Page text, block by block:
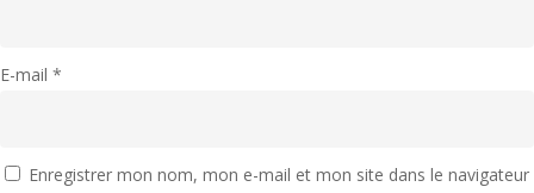
E-mail *
Enregistrer mon nom, mon e-mail et mon site dans le navigateur